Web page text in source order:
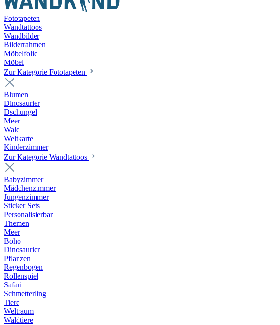
Fototapeten
Wandtattoos
Wandbilder
Bilderrahmen
Möbelfolie
Möbel
Zur Kategorie Fototapeten
Blumen
Dinosaurier
Dschungel
Meer
Wald
Weltkarte
Kinderzimmer
Zur Kategorie Wandtattoos
Babyzimmer
Mädchenzimmer
Jungenzimmer
Sticker Sets
Personalisierbar
Themen
Meer
Boho
Dinosaurier
Pflanzen
Regenbogen
Rollenspiel
Safari
Schmetterling
Tiere
Weltraum
Waldtiere